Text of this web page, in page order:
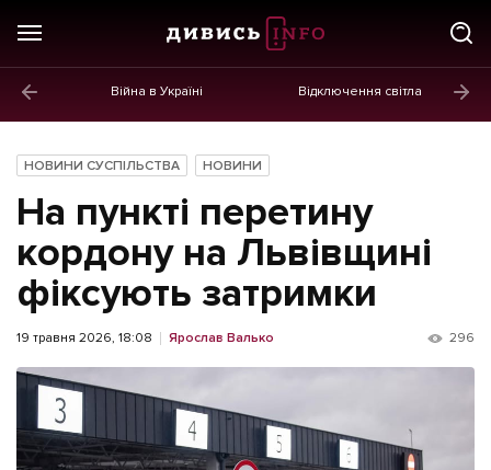
Війна в Україні Відключення світла
Новини
Політика
Економіка
Бізнес
Життя
Культура
Афіша
НОВИНИ СУСПІЛЬСТВА НОВИНИ
На пункті перетину
кордону на Львівщині
фіксують затримки
19 травня 2026, 18:08 Ярослав Валько 296